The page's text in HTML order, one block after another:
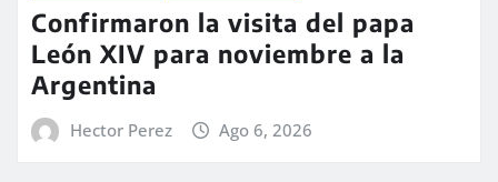
Confirmaron la visita del papa
León XIV para noviembre a la
Argentina
Hector Perez Ago 6, 2026